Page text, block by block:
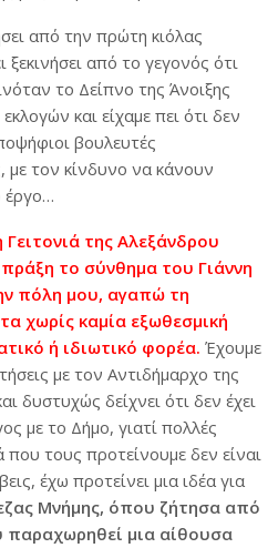
από την πρώτη κιόλας
ξεκινήσει από το γεγονός ότι
το Δείπνο της Άνοιξης
και είχαμε πει ότι δεν
βουλευτές
τον κίνδυνο να κάνουν
έργο…
της Αλεξάνδρου
το σύνθημα του Γιάννη
πόλη μου, αγαπώ τη
χωρίς καμία εξωθεσμική
ή ιδιωτικό φορέα. Έχουμε
με τον Αντιδήμαρχο της
δυστυχώς δείχνει ότι δεν έχει
με το Δήμο, γιατί πολλές
τους προτείνουμε δεν είναι
έχω προτείνει μια ιδέα για
Μνήμης, όπου ζήτησα από
παραχωρηθεί μια αίθουσα